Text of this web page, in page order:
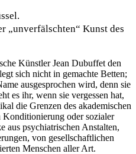
„unverfälschten“ Kunst des
Künstler Jean Dubuffet den
sich nicht in gemachte Betten;
ausgesprochen wird, denn sie
es ihr, wenn sie vergessen hat,
die Grenzen des akademischen
oder sozialer
aus psychiatrischen Anstalten,
von gesellschaftlichen
Menschen aller Art.